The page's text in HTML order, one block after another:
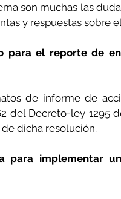
son muchas las
y respuestas sobre
el reporte de
de informe de
Decreto-ley 1295
dicha resolución.
para implementar